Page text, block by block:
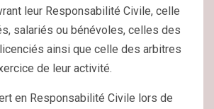
leur Responsabilité Civile, celle
salariés ou bénévoles, celles des
ainsi que celle des arbitres
de leur activité.
en Responsabilité Civile lors de